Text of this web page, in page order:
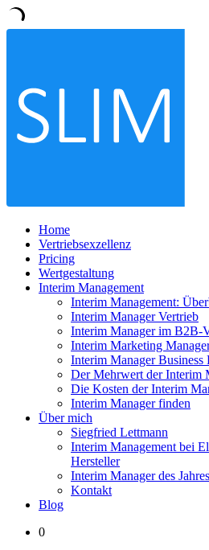
Home
Vertriebsexzellenz
Pricing
Wertgestaltung
Interim Management
Interim Management:
Interim Manager Vertrieb
Interim Manager im B2B-
Interim Marketing
Interim Manager Business
Der Mehrwert der Interim
Die Kosten der Interim
Interim Manager finden
Über mich
Siegfried Lettmann
Interim Management bei
Hersteller
Interim Manager des Jahres
Kontakt
Blog
0